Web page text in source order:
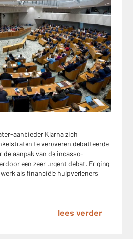
aanbieder Klarna zich
te veroveren debatteerde
de aanpak van de incasso-
een zeer urgent debat. Er ging
als financiële hulpverleners
lees verder